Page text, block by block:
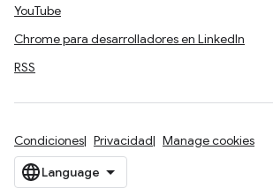
YouTube
Chrome para desarrolladores en LinkedIn
RSS
Condiciones Privacidad Manage cookies